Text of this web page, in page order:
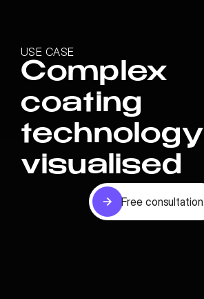
USE CASE
Complex
coating
technology
visualised
Free consultation